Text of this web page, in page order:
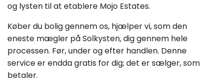
og lysten til at etablere Mojo Estates.
Køber du bolig gennem os, hjælper vi, som den
eneste mægler på Solkysten, dig gennem hele
processen. Før, under og efter handlen. Denne
service er endda gratis for dig; det er sælger, som
betaler.